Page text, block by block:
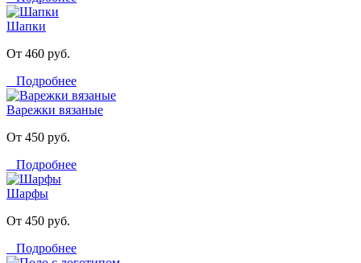
Шапки
От 460 руб.
Подробнее
Варежки вязаные
От 450 руб.
Подробнее
Шарфы
От 450 руб.
Подробнее